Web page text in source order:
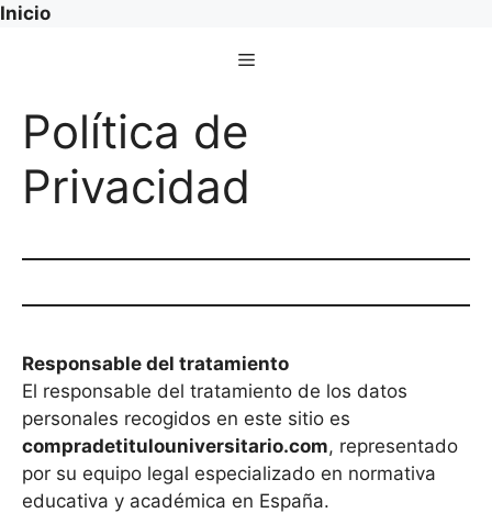
Inicio
Menú
Política de
Privacidad
Responsable del tratamiento
El responsable del tratamiento de los datos
personales recogidos en este sitio es
compradetitulouniversitario.com, representado
por su equipo legal especializado en normativa
educativa y académica en España.